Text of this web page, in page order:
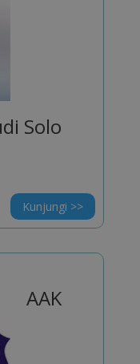
Solo
Kunjungi >>
AAK